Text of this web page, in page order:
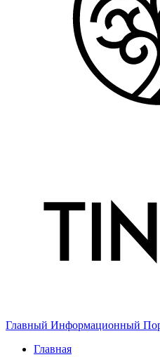
Главный Информационный
Главная